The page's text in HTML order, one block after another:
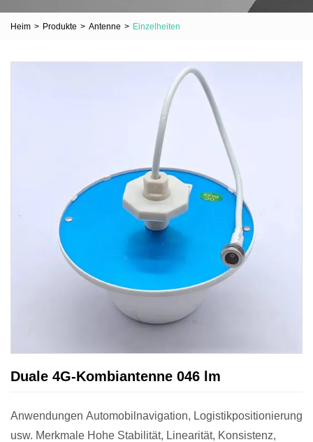
Heim > Produkte > Antenne > Einzelheiten
Duale 4G-Kombiantenne 046 lm
Anwendungen Automobilnavigation, Logistikpositionierung
usw. Merkmale Hohe Stabilität, Linearität, Konsistenz,